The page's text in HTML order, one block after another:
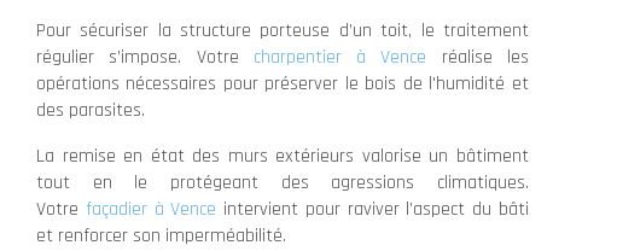
Pour sécuriser la structure porteuse d’un toit, le traitement
régulier s’impose. Votre charpentier à Vence réalise les
opérations nécessaires pour préserver le bois de l'humidité et
des parasites.
La remise en état des murs extérieurs valorise un bâtiment
tout en le protégeant des agressions climatiques.
Votre façadier à Vence intervient pour raviver l’aspect du bâti
et renforcer son imperméabilité.